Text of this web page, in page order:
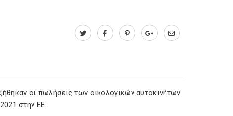
οι πωλήσεις των οικολογικών αυτοκινήτων
στην ΕΕ